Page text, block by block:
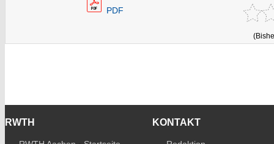
PDF
RWTH KONTAKT